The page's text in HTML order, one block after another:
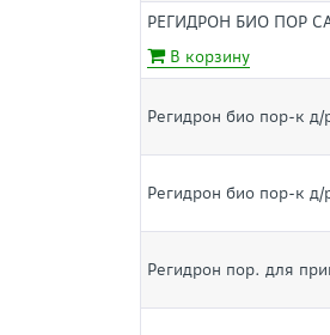
РЕГИДРОН БИО ПОР
В корзину
Регидрон био пор-к д/
Регидрон био пор-к д/
Регидрон пор. для